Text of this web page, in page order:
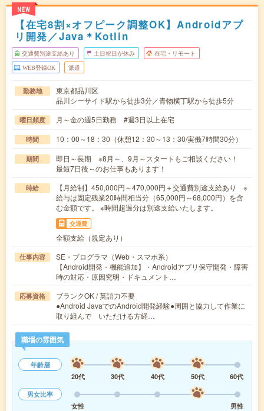
NEW
【在宅8割×オフピーク調整OK】Androidアプ
リ開発／Java＊Kotlin
交通費別途支給あり 土日祝日が休み 在宅・リモート
WEB登録OK 派遣
勤務地
東京都品川区
品川シーサイド駅から徒歩3分／青物横丁駅から徒歩5分
曜日頻度 月～金の週5日勤務 #週3日以上在宅
時間 10：00～18：30（休憩12：30～13：30/実働7時間30分）
期間
即日～長期 ※8月～、9月～スタートもご相談ください！
最短7日後～のお仕事もあります！
時給
【月給制】450,000円～470,000円＋交通費別途支給あり ※
給与は固定残業20時間相当分（65,000円～68,000円）を含
む金額です。 ※時間超過分は別途支給いたします。
交通費
全額支給（規定あり）
仕事内容
SE・プログラマ（Web・スマホ系）
【Android開発・機能追加】・Androidアプリ保守開発・障害
時の対応・原因究明・ドキュメント…
応募資格
ブランクOK / 英語力不要
●Android JavaでのAndroid開発経験●周囲と協力して作業に
取り組んで いただける方経…
職場の雰囲気
年齢層
20代
30代 40代 50代
60代
男女比率
女性
男性